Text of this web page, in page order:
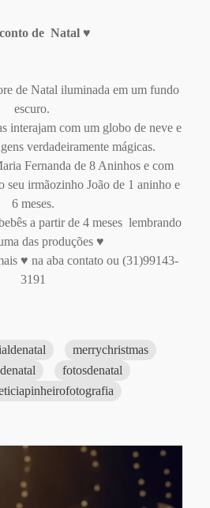
de Natal ♥
de Natal iluminada em um fundo
escuro.
interajam com um globo de neve e
verdadeiramente mágicas.
Fernanda de 8 Aninhos e com
seu irmãozinho João de 1 aninho e
6 meses.
a partir de 4 meses lembrando
das produções ♥
♥ na aba contato ou (31)99143-
3191
merrychristmas
fotosdenatal